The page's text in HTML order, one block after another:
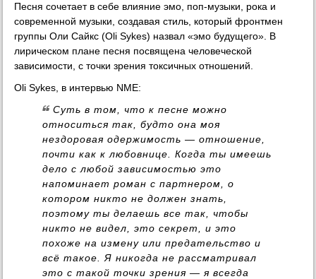
Песня сочетает в себе влияние эмо, поп-музыки, рока и
современной музыки, создавая стиль, который фронтмен
группы Оли Сайкс (Oli Sykes) назвал «эмо будущего». В
лирическом плане песня посвящена человеческой
зависимости, с точки зрения токсичных отношений.
Oli Sykes, в интервью NME:
Суть в том, что к песне можно
относиться так, будто она моя
нездоровая одержимость — отношение,
почти как к любовнице. Когда ты имеешь
дело с любой зависимостью это
напоминает роман с партнером, о
котором никто не должен знать,
поэтому ты делаешь все так, чтобы
никто не видел, это секрет, и это
похоже на измену или предательство и
всё такое. Я никогда не рассматривал
это с такой точки зрения — я всегда